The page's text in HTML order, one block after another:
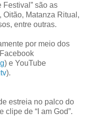
Festival” são as
Matanza Ritual,
entre outras.
por meio dos
) e YouTube
).
estreia no palco do
clipe de “I am God”.